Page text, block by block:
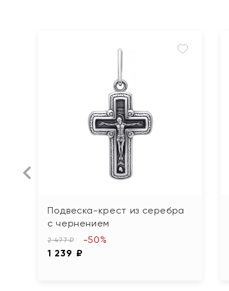
Подвеска-крест из серебра
с чернением
2 477 ₽
1 239 ₽
-50%